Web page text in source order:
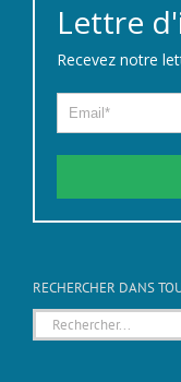
Lettre
Recevez notre
RECHERCHER DANS
Rechercher: